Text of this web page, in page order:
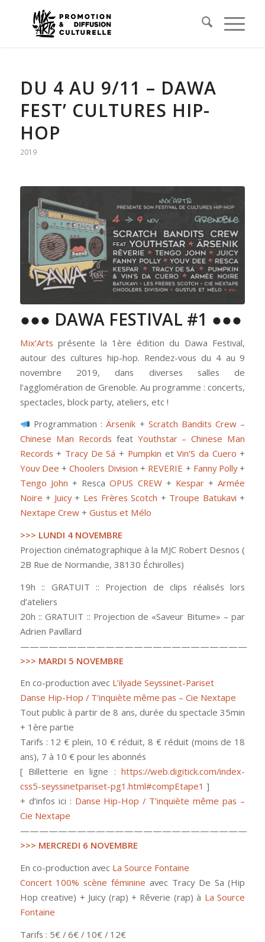
DU 4 AU 9/11 – DAWA
FEST’ CULTURES HIP-
HOP
2019
●●● DAWA FESTIVAL #1 ●●●
Mix’Arts présente la 1ère édition du Dawa Festival,
autour des cultures hip-hop. Rendez-vous du 4 au 9
novembre 2019, dans diverses salles de
l’agglomération de Grenoble. Au programme : concerts,
spectacles, block party, ateliers, etc !
Programmation :Ärsenik + Scratch Bandits Crew –
Chinese Man Records feat Youthstar – Chinese Man
Records + Tracy De Sá + Pumpkin etVin’S da Cuero +
Youv Dee +Choolers Division + REVERIE + Fanny Polly+
Tengo John + RescaOPUS CREW+ Kespar +Armée
Noire + Juicy+ Les Frères Scotch + Troupe Batukavi +
Nextape Crew+ Gustus et Mélo
>>> LUNDI 4 NOVEMBRE
Projection cinématographique à la MJC Robert Desnos (
2B Rue de Normandie, 38130 Échirolles)
19h :: GRATUIT :: Projection de clips réalisés lors
d’ateliers
20h :: GRATUIT :: Projection de «Saveur Bitume» – par
Adrien Pavillard
————————————————————————
>>> MARDI 5 NOVEMBRE
En co-production avec L’ilyade Seyssinet-Pariset
Danse Hip-Hop / T’inquiète même pas – Cie Nextape
Tout public à partir de 8 ans, durée du spectacle 35min
+ 1ère partie
Tarifs : 12 € plein, 10 € réduit, 8 € réduit (moins de 18
ans), 7 à 10 € pour les abonnés
[ Billetterie en ligne :https://web.digitick.com/index-
css5-seyssinetpariset-pg1.html#compEtape1 ]
+ d’infos ici : Danse Hip-Hop / T’inquiète même pas –
Cie Nextape
————————————————————————
>>> MERCREDI 6 NOVEMBRE
En co-production avec La Source Fontaine
Concert 100% scène féminine avec Tracy De Sa (Hip
Hop creative) + Juicy (rap) + Rêverie (rap) à La Source
Fontaine
Tarifs : 5€ / 6€ / 10€ / 12€